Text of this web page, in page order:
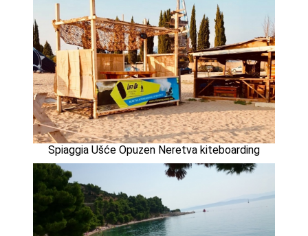
Spiaggia Ušće Opuzen Neretva kiteboarding